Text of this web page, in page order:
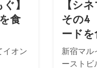
】
食
イオン
【シ
その4
ードを
新宿マル
ーストビ